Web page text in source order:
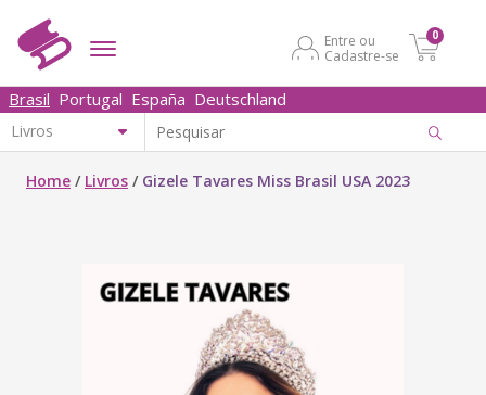
Entre ou
Cadastre-se
0
Brasil Portugal España Deutschland
Home / Livros / Gizele Tavares Miss Brasil USA 2023